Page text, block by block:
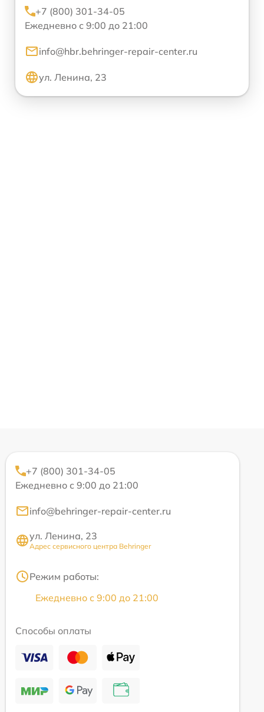
+7 (800) 301-34-05
Ежедневно с 9:00 до 21:00
info@hbr.behringer-repair-center.ru
ул. Ленина, 23
+7 (800) 301-34-05
Ежедневно с 9:00 до 21:00
info@behringer-repair-center.ru
ул. Ленина, 23
Адрес сервисного центра Behringer
Режим работы:
Ежедневно с 9:00 до 21:00
Способы оплаты